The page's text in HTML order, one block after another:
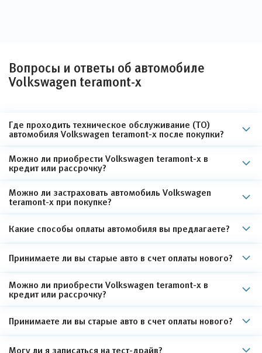
Вопросы и ответы об автомобиле
Volkswagen teramont-x
Где проходить техническое обслуживание (ТО)
автомобиля Volkswagen teramont-x после покупки?
Можно ли приобрести Volkswagen teramont-x в
кредит или рассрочку?
Можно ли застраховать автомобиль Volkswagen
teramont-x при покупке?
Какие способы оплаты автомобиля вы предлагаете?
Принимаете ли вы старые авто в счет оплаты нового?
Можно ли приобрести Volkswagen teramont-x в
кредит или рассрочку?
Принимаете ли вы старые авто в счет оплаты нового?
Могу ли я записаться на тест-драйв?